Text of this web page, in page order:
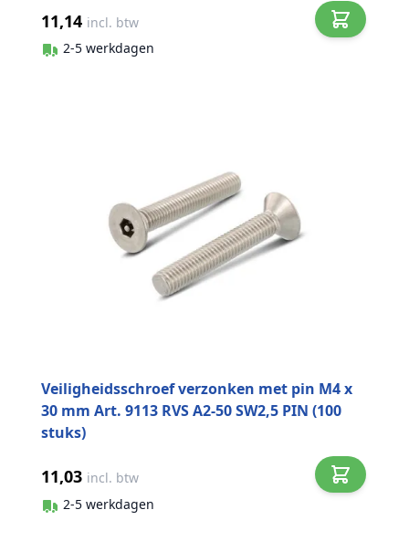
11,14 incl. btw
2-5 werkdagen
Veiligheidsschroef verzonken met pin M4 x
30 mm Art. 9113 RVS A2-50 SW2,5 PIN (100
stuks)
11,03 incl. btw
2-5 werkdagen